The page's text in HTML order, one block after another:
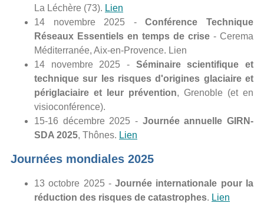
La Léchère (73). Lien
14 novembre 2025 -Conférence Technique
Réseaux Essentiels en temps de crise - Cerema
Méditerranée, Aix-en-Provence. Lien
14 novembre 2025 - Séminaire scientifique et
technique sur les risques d'origines glaciaire et
périglaciaire et leur prévention, Grenoble (et en
visioconférence).
15-16 décembre 2025 - Journée annuelle GIRN-
SDA 2025, Thônes. Lien
Journées mondiales 2025
13 octobre 2025 -Journée internationale pour la
réduction des risques de catastrophes. Lien